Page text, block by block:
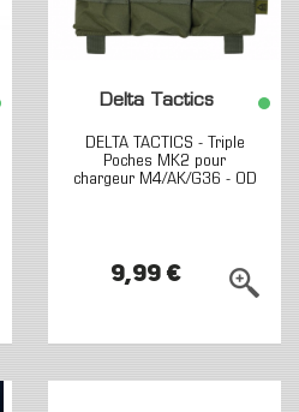
Delta Tactics
DELTA TACTICS - Triple
Poches MK2 pour
chargeur M4/AK/G36 - OD
9,99 €